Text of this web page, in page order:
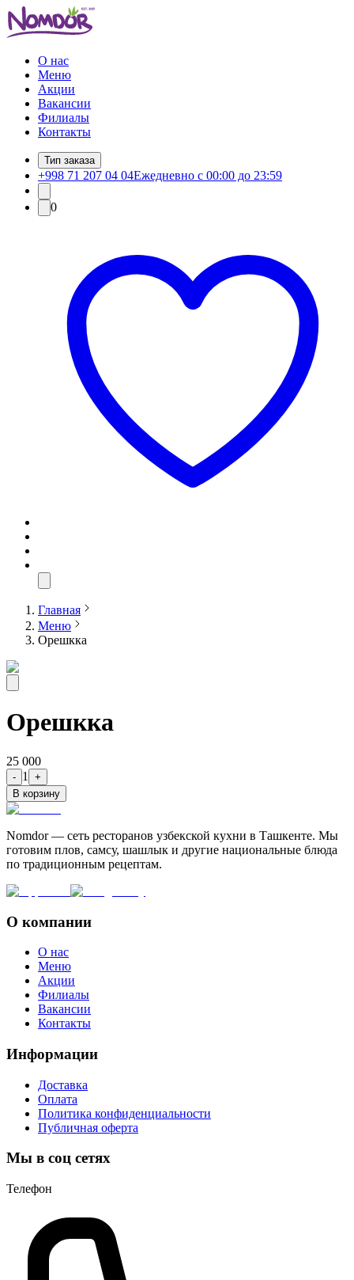
О нас
Меню
Акции
Вакансии
Филиалы
Контакты
Тип заказа
+998 71 207 04 04Ежедневно с 00:00 до 23:59
0
Главная
Меню
Орешкка
Орешкка
25 000
- 1
+
В корзину
Nomdor — сеть ресторанов узбекской кухни в Ташкенте. Мы
готовим плов, самсу, шашлык и другие национальные блюда
по традиционным рецептам.
О компании
О нас
Меню
Акции
Филиалы
Вакансии
Контакты
Информации
Доставка
Оплата
Политика конфиденциальности
Публичная оферта
Мы в соц сетях
Телефон